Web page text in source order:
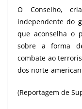
O Conselho,
independente do
que aconselha o
sobre a forma
combate ao
dos norte-
(Reportagem de